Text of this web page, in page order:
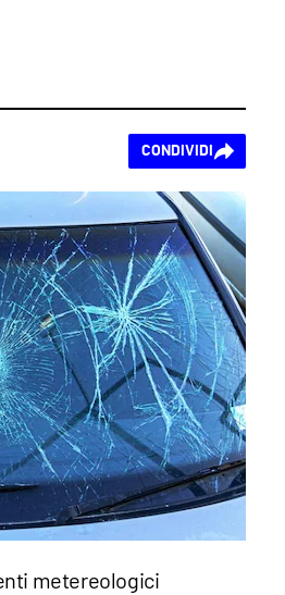
CONDIVIDI
metereologici